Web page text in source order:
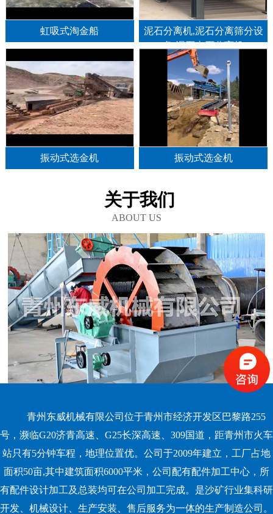
虹吸式淘金船
泥石分离机,泥石分离筛分设
备,泥石土石分离机
振动式选金机 振动式选金机
关于我们
ABOUT US
青州东威机械有限公司位于青州市经济开发区巴黎路255
号，濒临G20济青高速、G25长深高速、309国道，距青州市火车
站只有5分钟车程，地理位置优。公司于2009年建立，工厂占地
面积50亩,其中建筑面积6000平米，公司配有配件加工中心，所
有配件设计加工及总装均可在公司加工完成。是沙矿行业集科研
开发、机械设计、生产安装、售后服务为一体的生产制造公司。